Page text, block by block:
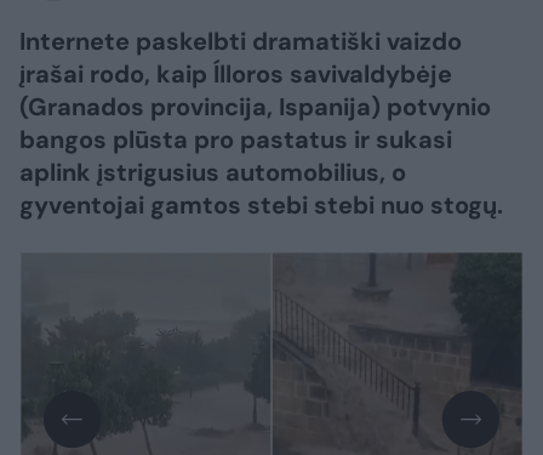
Internete paskelbti dramatiški vaizdo
įrašai rodo, kaip Ílloros savivaldybėje
(Granados provincija, Ispanija) potvynio
bangos plūsta pro pastatus ir sukasi
aplink įstrigusius automobilius, o
gyventojai gamtos stebi stebi nuo stogų.